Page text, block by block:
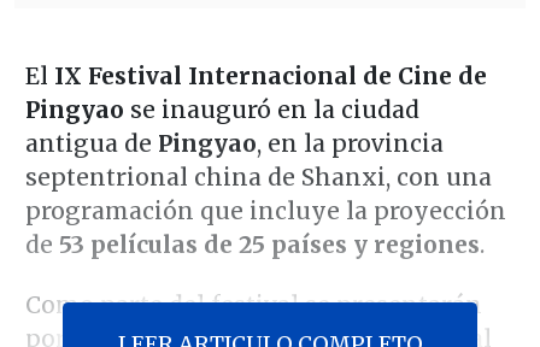
El IX Festival Internacional de Cine de
Pingyao se inauguró en la ciudad
antigua de Pingyao, en la provincia
septentrional china de Shanxi, con una
programación que incluye la proyección
de 53 películas de 25 países y regiones.
Como parte del festival se presentarán
por primera vez en la parte continental